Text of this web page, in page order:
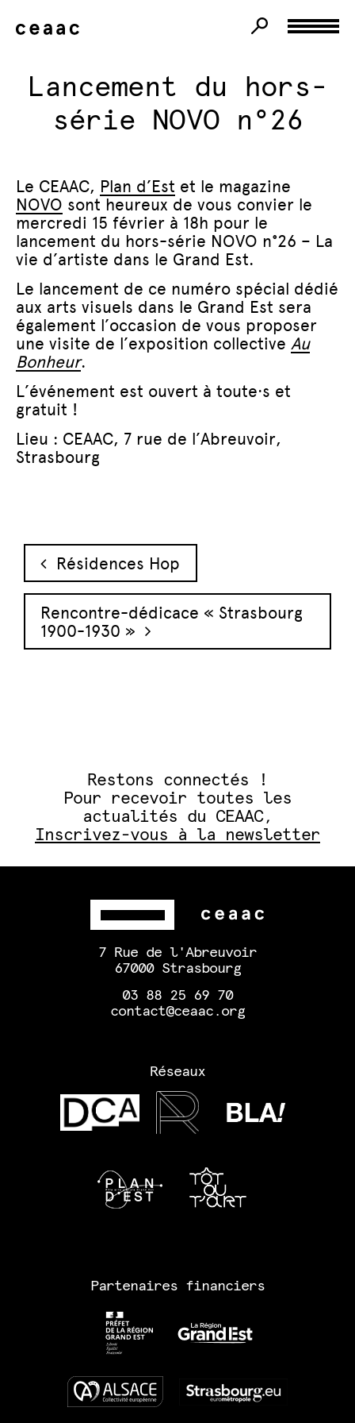
Lancement du hors-
série NOVO n°26
Le CEAAC, Plan d’Est et le magazine
NOVO sont heureux de vous convier le
mercredi 15 février à 18h pour le
lancement du hors-série NOVO n°26 – La
vie d’artiste dans le Grand Est.
Le lancement de ce numéro spécial dédié
aux arts visuels dans le Grand Est sera
également l’occasion de vous proposer
une visite de l’exposition collective Au
Bonheur.
L’événement est ouvert à toute·s et
gratuit !
Lieu : CEAAC, 7 rue de l’Abreuvoir,
Strasbourg
Navigation des articles
Résidences Hop
Rencontre-dédicace « Strasbourg
1900-1930 »
Restons connectés !
Pour recevoir toutes les
actualités du CEAAC,
Inscrivez-vous à la newsletter
7 Rue de l'Abreuvoir
67000 Strasbourg
03 88 25 69 70
contact@ceaac.org
Réseaux
Partenaires financiers